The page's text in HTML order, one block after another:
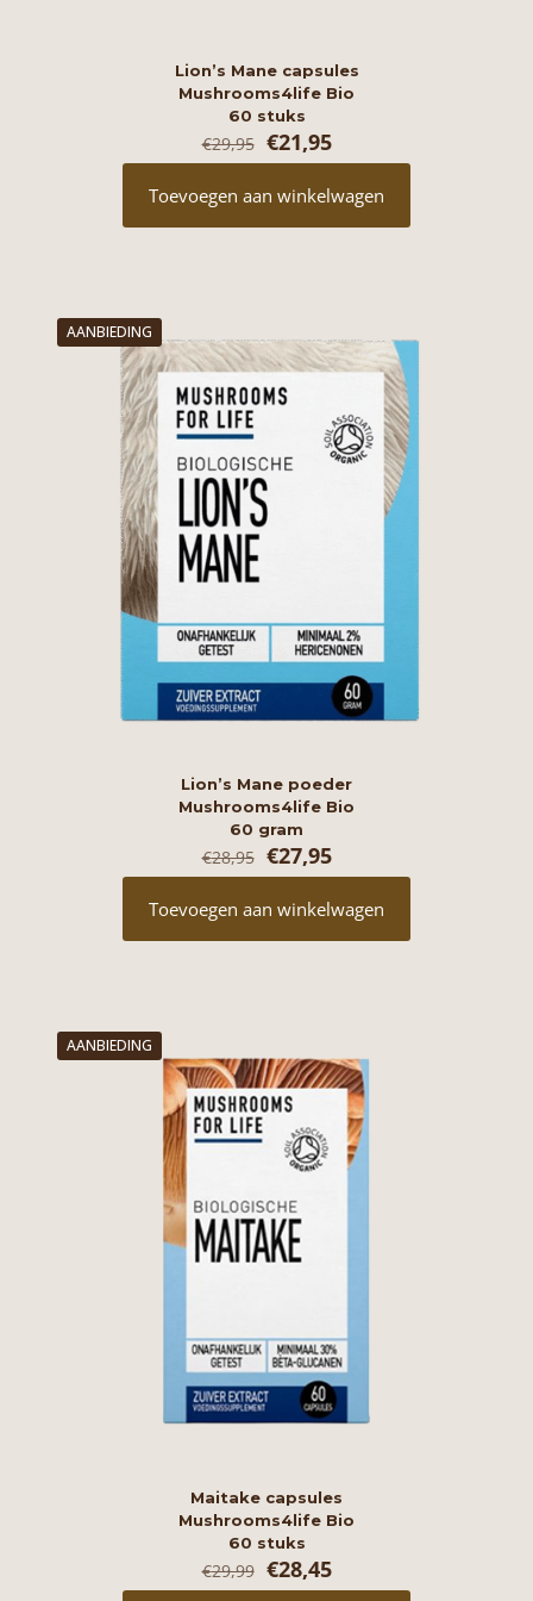
Lion’s Mane capsules
Mushrooms4life Bio
60 stuks
€29,95 Oorspronkelijke
prijs
was:
€29,95.
€21,95Huidige
prijs
is:
€21,95.
Toevoegen aan winkelwagen
AANBIEDING
Lion’s Mane poeder
Mushrooms4life Bio
60 gram
€28,95 Oorspronkelijke
prijs
was:
€28,95.
€27,95Huidige
prijs
is:
€27,95.
Toevoegen aan winkelwagen
AANBIEDING
Maitake capsules
Mushrooms4life Bio
60 stuks
€29,99 Oorspronkelijke
prijs
€28,45Huidige
prijs